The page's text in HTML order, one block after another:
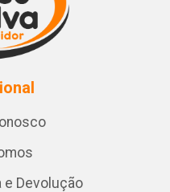
e Devolução